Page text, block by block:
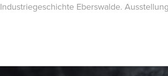
Industriegeschichte Eberswalde.